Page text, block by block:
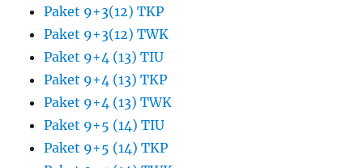
Paket 9+3(12) TKP
Paket 9+3(12) TWK
Paket 9+4 (13) TIU
Paket 9+4 (13) TKP
Paket 9+4 (13) TWK
Paket 9+5 (14) TIU
Paket 9+5 (14) TKP